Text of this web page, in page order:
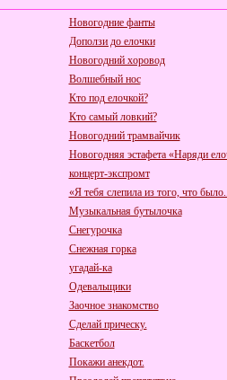
Новогодние фанты
Доползи до елочки
Новогодний хоровод
Волшебный нос
Кто под елочкой?
Кто самый ловкий?
Новогодний трамвайчик
Новогодняя эстафета «Наряди
концерт-экспромт
«Я тебя слепила из того, что
Музыкальная бутылочка
Снегурочка
Снежная горка
угадай-ка
Одевальщики
Заочное знакомство
Сделай прическу.
Баскетбол
Покажи анекдот.